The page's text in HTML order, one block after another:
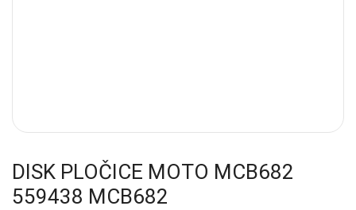
DISK PLOČICE MOTO MCB682
559438 MCB682